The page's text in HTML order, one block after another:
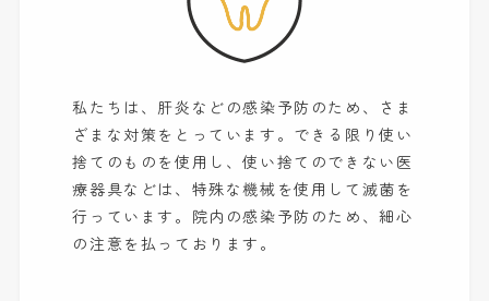
私たちは、肝炎などの感染予防のため、さま
ざまな対策をとっています。できる限り使い
捨てのものを使用し、使い捨てのできない医
療器具などは、特殊な機械を使用して滅菌を
行っています。院内の感染予防のため、細心
の注意を払っております。